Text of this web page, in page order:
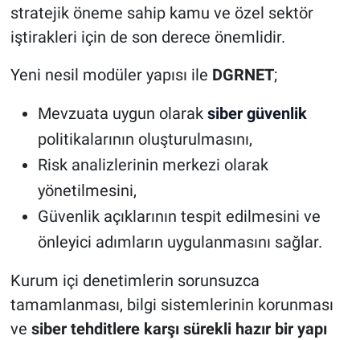
stratejik öneme sahip kamu ve özel sektör
iştirakleri için de son derece önemlidir.
Yeni nesil modüler yapısı ile DGRNET;
Mevzuata uygun olarak siber güvenlik
politikalarının oluşturulmasını,
Risk analizlerinin merkezi olarak
yönetilmesini,
Güvenlik açıklarının tespit edilmesini ve
önleyici adımların uygulanmasını sağlar.
Kurum içi denetimlerin sorunsuzca
tamamlanması, bilgi sistemlerinin korunması
ve siber tehditlere karşı sürekli hazır bir yapı